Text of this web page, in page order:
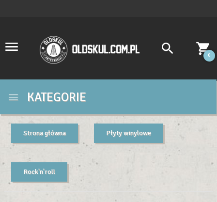
0
KATEGORIE
Strona główna Płyty winylowe
Rock'n'roll